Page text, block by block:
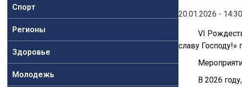
Спорт
Регионы
Здоровье
Молодежь
20.01.2026 - 14:30
VI
славу
В 2026